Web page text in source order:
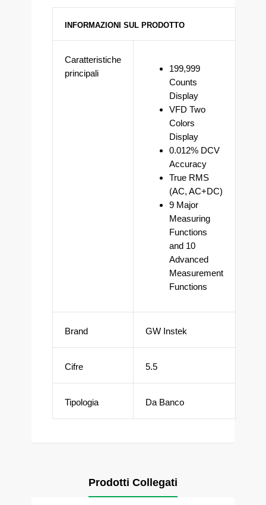
INFORMAZIONI SUL PRODOTTO
Caratteristiche
principali
199,999
Counts
Display
VFD Two
Colors
Display
0.012% DCV
Accuracy
True RMS
(AC, AC+DC)
9 Major
Measuring
Functions
and 10
Advanced
Measurement
Functions
Brand GW Instek
Cifre 5.5
Tipologia Da Banco
Prodotti Collegati